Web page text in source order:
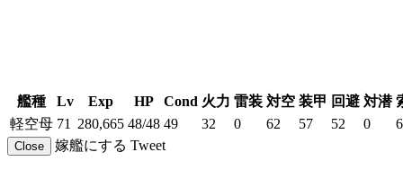
艦種 Lv Exp HP Cond 火力 雷装 対空 装甲 回避 対潜
軽空母 71 280,665 48/48 49 32 0 62 57 52 0
Close 嫁艦にする Tweet